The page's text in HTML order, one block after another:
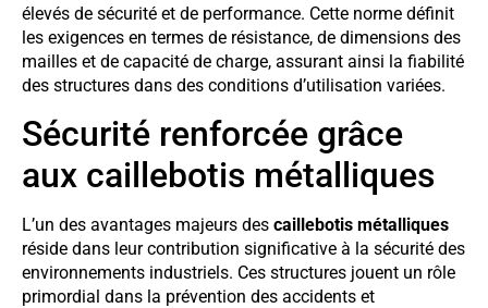
élevés de sécurité et de performance. Cette norme définit
les exigences en termes de résistance, de dimensions des
mailles et de capacité de charge, assurant ainsi la fiabilité
des structures dans des conditions d’utilisation variées.
Sécurité renforcée grâce
aux caillebotis métalliques
L’un des avantages majeurs des caillebotis métalliques
réside dans leur contribution significative à la sécurité des
environnements industriels. Ces structures jouent un rôle
primordial dans la prévention des accidents et